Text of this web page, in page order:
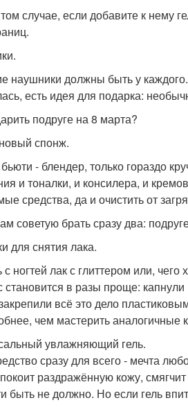
случае, если добавите к нему
наушники должны быть у
есть идея для подарка:
подруге на 8 марта?
спонж.
- блендер, только гораздо
и тоналки, и консилера, и
средства, да и очистить от
советую брать сразу два:
для снятия лака.
с ногтей лак с глиттером или,
становится в разы проще:
всё это дело
чем мастерить аналогичные
увлажняющий гель.
сразу для всего - мечта
раздражённую кожу,
быть не должно. Но если гель